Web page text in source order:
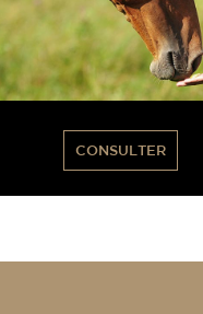
CONSULTER